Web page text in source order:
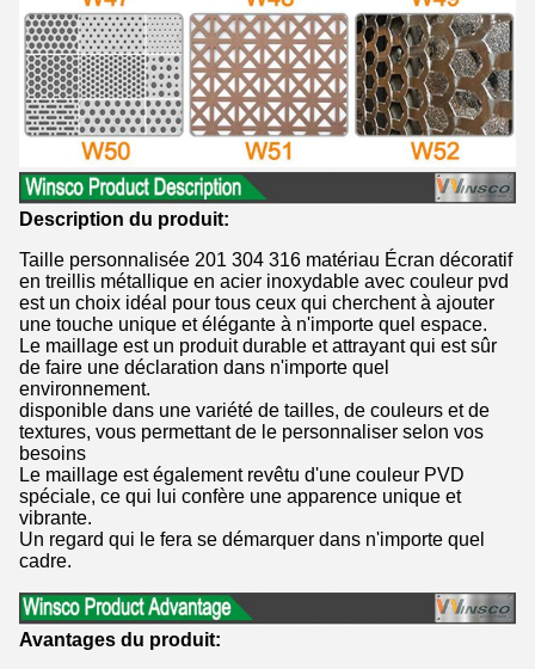
Description du produit:
Taille personnalisée 201 304 316 matériau Écran décoratif
en treillis métallique en acier inoxydable avec couleur pvd
est un choix idéal pour tous ceux qui cherchent à ajouter
une touche unique et élégante à n'importe quel espace.
Le maillage est un produit durable et attrayant qui est sûr
de faire une déclaration dans n'importe quel
environnement.
disponible dans une variété de tailles, de couleurs et de
textures, vous permettant de le personnaliser selon vos
besoins
Le maillage est également revêtu d'une couleur PVD
spéciale, ce qui lui confère une apparence unique et
vibrante.
Un regard qui le fera se démarquer dans n'importe quel
cadre.
Avantages du produit: